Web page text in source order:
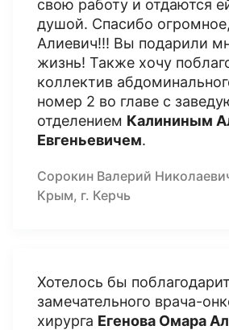
свою работу и отдаются
душой. Спасибо
Алиевич!!! Вы подарили
жизнь! Также хочу
коллектив
номер 2 во главе с
отделением Калининым
Евгеньевичем.
Сорокин Валерий
Крым, г. Керчь
Хотелось бы
замечательного врача-
хирурга Егенова Омара